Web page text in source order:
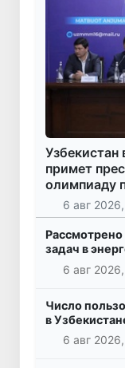
Узбекистан
примет
олимпиаду
6 авг
задач в
6 авг
Число
в
6 авг